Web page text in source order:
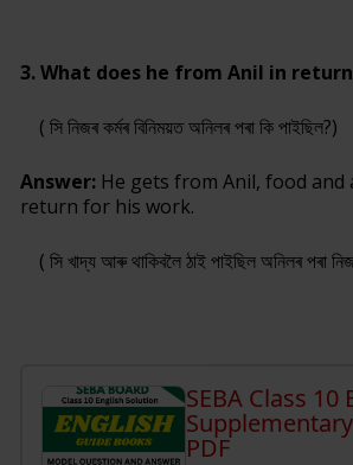
3. What does he from Anil in
( সি নিজৰ কৰ্মৰ বিনিময়ত অনিলৰ পৰা কি পাইছিল?)
Answer: He gets from Anil, food and
return for his work.
( সি খাদ্য আৰু থাকিবলৈ ঠাই পাইছিল অনিলৰ পৰা
SEBA Class 10
PDF